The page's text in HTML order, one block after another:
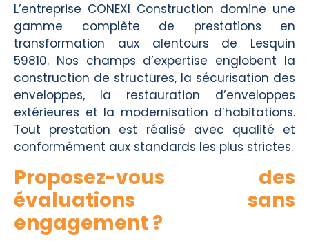
L’entreprise CONEXI Construction domine une
gamme complète de prestations en
transformation aux alentours de Lesquin
59810. Nos champs d’expertise englobent la
construction de structures, la sécurisation des
enveloppes, la restauration d’enveloppes
extérieures et la modernisation d’habitations.
Tout prestation est réalisé avec qualité et
conformément aux standards les plus strictes.
Proposez-vous des
évaluations sans
engagement ?